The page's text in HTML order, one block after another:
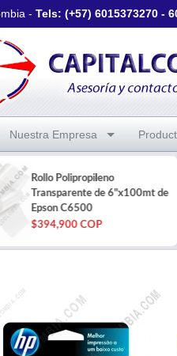
- Tels: (+57) 6015373270 -
Nuestra Empresa
Rollo Polipropileno
Transparente de 6"x100mt de
Epson C6500
$394,900 COP